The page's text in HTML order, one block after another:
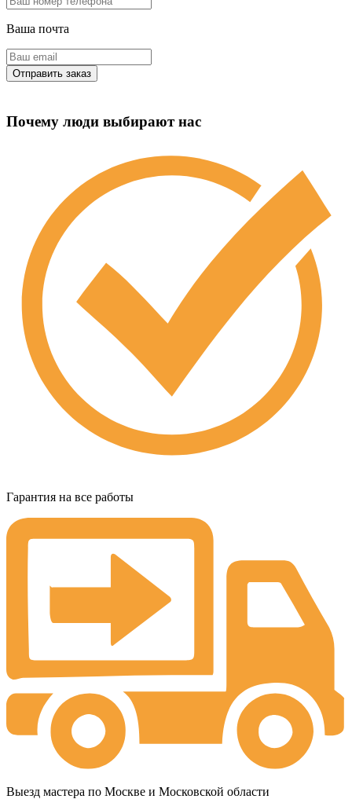
Ваша почта
Почему люди выбирают нас
Гарантия на все работы
Выезд мастера по Москве и Московской области